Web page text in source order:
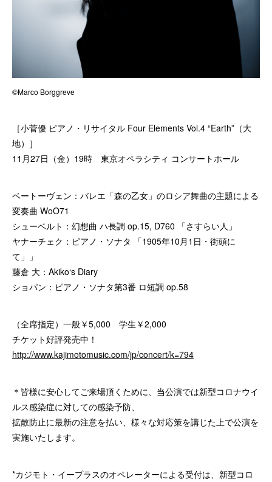
©Marco Borggreve
［小菅優 ピアノ・リサイタル Four Elements Vol.4 “Earth”（大
地）］
11月27日（金）19時 東京オペラシティ コンサートホール
ベートーヴェン：バレエ「森の乙女」のロシア舞曲の主題による
変奏曲 WoO71
シューベルト：幻想曲 ハ長調 op.15, D760 「さすらい人」
ヤナーチェク：ピアノ・ソナタ 「1905年10月1日・街頭に
て」」
藤倉 大：Akiko‘s Diary
ショパン：ピアノ・ソナタ第3番 ロ短調 op.58
（全席指定）一般￥5,000 学生￥2,000
チケット好評発売中！
http://www.kajimotomusic.com/jp/concert/k=794
＊皆様に安心してご来場頂くために、当公演では新型コロナウイ
ルス感染症に対しての感染予防、
拡散防止に最新の注意を払い、様々な対応策を講じた上で公演を
実施いたします。
*カジモト・イープラスのオペレーターによる受付は、新型コロ